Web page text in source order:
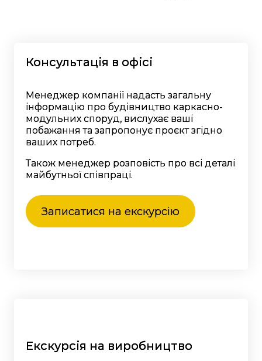
Консультація в офісі
Менеджер компанії надасть загальну
інформацію про будівництво каркасно-
модульних споруд, вислухає ваші
побажання та запропонує проєкт згідно
ваших потреб.
Також менеджер розповість про всі деталі
майбутньої співпраці.
Записатися на екскурсію
Екскурсія на виробництво